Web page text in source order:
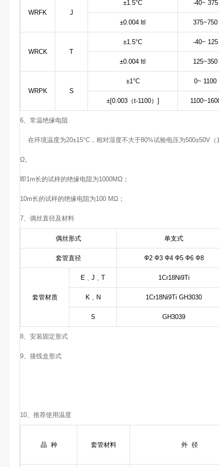
WRFK J
±1.5°C -40~ 375
±0.004 ltl 375~750
WRCK T
±1.5°C -40~ 125
±0.004 ltl 125~350
WRPK S
±1°C 0~ 1100
±[0.003（t-1100）]
6、常温绝缘电阻
在环境温度为20±15°C，相对湿度不大于80%试验电压为500±50V
Ω。
即1m长的试样的绝缘电阻为1000MΩ；
10m长的试样的绝缘电阻为100 MΩ；
7、偶丝直径及材料
偶丝形式 单支式
套管直径 Ф2 Ф3 Ф4 Ф5 Ф6 Ф8
套管材质
E ﹑J﹑ T 1Cr18Ni9Ti
K﹑ N 1Cr18Ni9Ti GH3030
S GH3039
8、安装固定形式
9、接线盒形式
10、 推荐使用温度
品 种 套管材料 外 径